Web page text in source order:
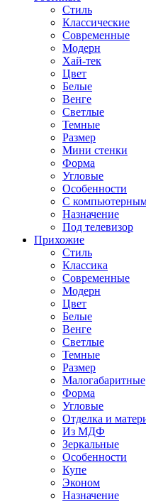
Стиль
Классические
Современные
Модерн
Хай-тек
Цвет
Белые
Венге
Светлые
Темные
Размер
Мини стенки
Форма
Угловые
Особенности
С
Назначение
Под телевизор
Прихожие
Стиль
Классика
Современные
Модерн
Цвет
Белые
Венге
Светлые
Темные
Размер
Малогабаритные
Форма
Угловые
Отделка и
Из МДФ
Зеркальные
Особенности
Купе
Эконом
Назначение